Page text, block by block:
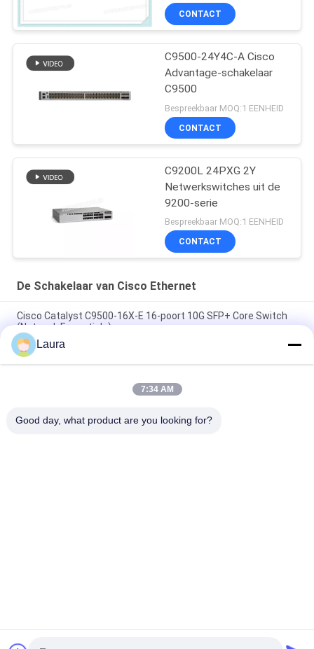
CONTACT
C9500-24Y4C-A Cisco
Advantage-schakelaar
C9500
Bespreekbaar MOQ:1 EENHEID
CONTACT
C9200L 24PXG 2Y
Netwerkswitches uit de
9200-serie
Bespreekbaar MOQ:1 EENHEID
CONTACT
De Schakelaar van Cisco Ethernet
Cisco Catalyst C9500-16X-E 16-poort 10G SFP+ Core Switch
(Network Essentials)
Cisco C9300X-12Y-E Catalyst 9300X 12-poort 25G/10G/1G
SFP28 Fiber Switch (Network Essentials)
C9300-24P-A Cisco Catalyst 9300 24-poort PoE+ Network
Laura
7:34 AM
Good day, what product are you looking for?